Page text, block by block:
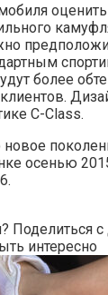
более
C-Class.
новое
осенью
Поделиться
интересно